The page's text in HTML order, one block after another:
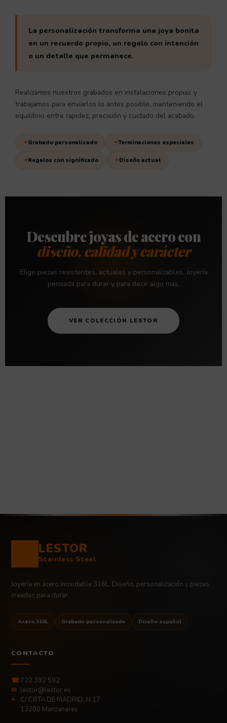
La personalización transforma una joya bonita
en un recuerdo propio, un regalo con intención
o un detalle que permanece.
Realizamos nuestros grabados en instalaciones propias y
trabajamos para enviarlos lo antes posible, manteniendo el
equilibrio entre rapidez, precisión y cuidado del acabado.
Grabado personalizado Terminaciones especiales
Regalos con significado Diseño actual
Descubre joyas de acero con
diseño, calidad y carácter
Elige piezas resistentes, actuales y personalizables. Joyería
pensada para durar y para decir algo más.
VER COLECCIÓN LESTOR
LESTOR
Stainless Steel
Joyería en acero inoxidable 316L. Diseño, personalización y piezas
creadas para durar.
Acero 316L Grabado personalizado Diseño español
CONTACTO
☎722 392 592
✉ lestor@lestor.es
⌖
C/ CRTA DE MADRID, N 17
13200 Manzanares